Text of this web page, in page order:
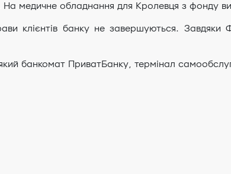
медичне обладнання для Кролевця з фонду
клієнтів банку не завершуються. Завдяки
банкомат ПриватБанку, термінал